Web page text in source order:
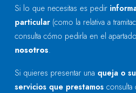
Si lo que necesitas es pedir
particular (como la relativa a
consulta cómo pedirla en el apartado
nosotros.
Si quieres presentar una queja o
servicios que prestamos